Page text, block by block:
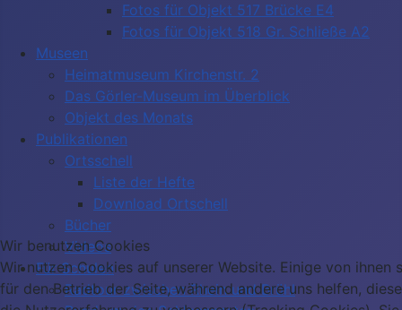
Fotos für Objekt 517 Brücke E4
Fotos für Objekt 518 Gr. Schließe A2
Museen
Heimatmuseum Kirchenstr. 2
Das Görler-Museum im Überblick
Objekt des Monats
Publikationen
Ortsschell
Liste der Hefte
Download Ortschell
Bücher
Videos
Für Schulen
Radtour zwischen Rhein und Brühl
Wir benutzen Cookies
Wir nutzen Cookies auf unserer Website. Einige von ihnen
für den Betrieb der Seite, während andere uns helfen,